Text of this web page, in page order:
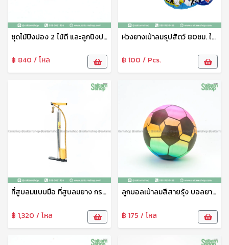
ชุดไม้ปิงปอง 2 ไม้ตี และลูกปิงปอง 3 ลูก พร้อมกระเป๋า No.15129 TL
฿ 840 / โหล
ห่วงยางเป่าลมรุปสัตว์ 80ซม. ใหญ่
฿ 100 / Pcs.
ที่สูบลมแบบมือ ที่สูบลมยาง กระบอกสูบลม TL-16128 ตราTL สดวก ไม่ยุ่งยาก
฿ 1,320 / โหล
ลูกบอลเป่าลมสีสายรุ้ง บอลยางเด้งดิ๋ง ของเล่นลูกบอลลม No.03440
฿ 175 / โหล